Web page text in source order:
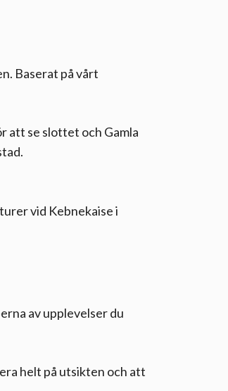
Baserat på vårt
att se slottet och Gamla
vid Kebnekaise i
av upplevelser du
helt på utsikten och att